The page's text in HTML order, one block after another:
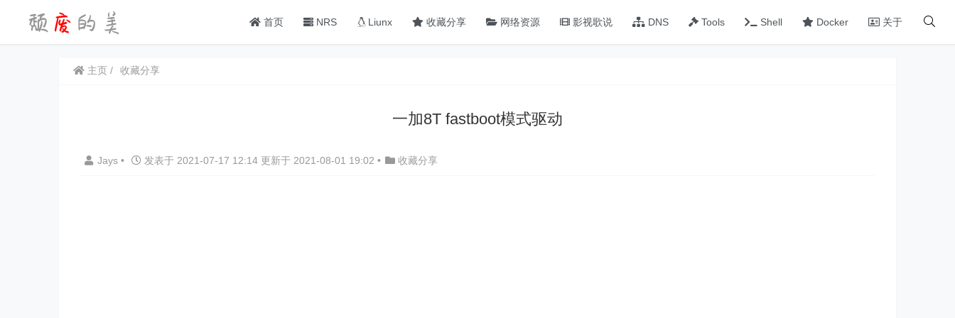
首页 NRS Liunx 收藏分享 网络资源 影视歌说 DNS Tools Shell Docker 关于
主页 收藏分享
一加8T fastboot模式驱动
Jays • 发表于 2021-07-17 12:14 更新于 2021-08-01 19:02 • 收藏分享